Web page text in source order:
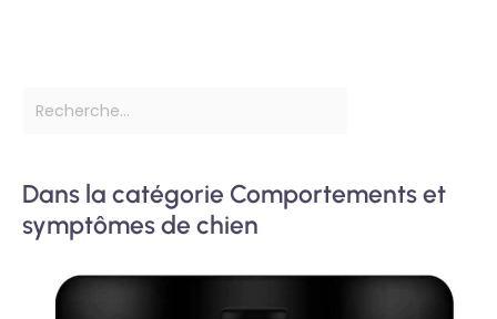
Dans la catégorie Comportements et
symptômes de chien